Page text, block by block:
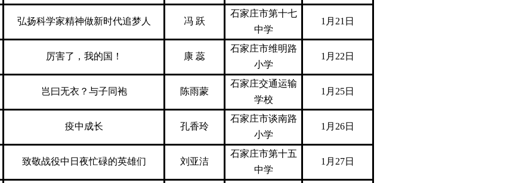
弘扬科学家精神做新时代追梦人 冯 跃
石家庄市第十七
中学
1月21日
厉害了，我的国！ 康 蕊
石家庄市维明路
小学
1月22日
岂曰无衣？与子同袍 陈雨蒙
石家庄交通运输
学校
1月25日
疫中成长 孔香玲
石家庄市谈南路
小学
1月26日
致敬战役中日夜忙碌的英雄们 刘亚洁
石家庄市第十五
中学
1月27日